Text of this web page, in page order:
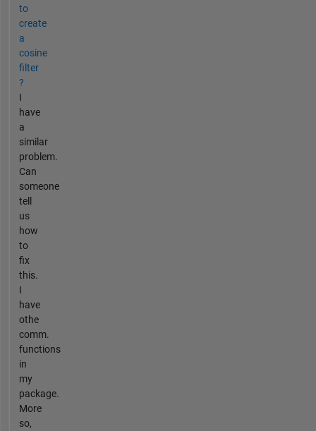
to
create
a
cosine
filter
?
I
have
a
similar
problem.
Can
someone
tell
us
how
to
fix
this.
I
have
othe
comm.
functions
in
my
package.
More
so,